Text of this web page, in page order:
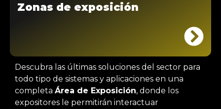
Zonas de exposición
Descubra las últimas soluciones del sector para
todo tipo de sistemas y aplicaciones en una
completa Área de Exposición, donde los
expositores le permitirán interactuar